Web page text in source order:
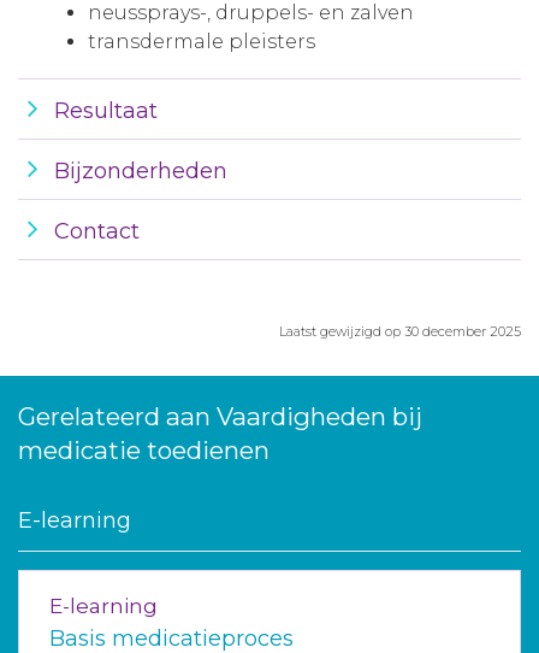
neussprays-, druppels- en zalven
transdermale pleisters
Resultaat
Bijzonderheden
Contact
Laatst gewijzigd op 30 december 2025
Gerelateerd aan Vaardigheden bij
medicatie toedienen
E-learning
E-learning
Basis medicatieproces